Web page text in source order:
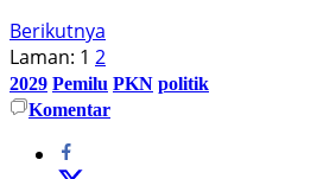
Berikutnya
Laman: 1 2
2029 Pemilu PKN politik
Komentar